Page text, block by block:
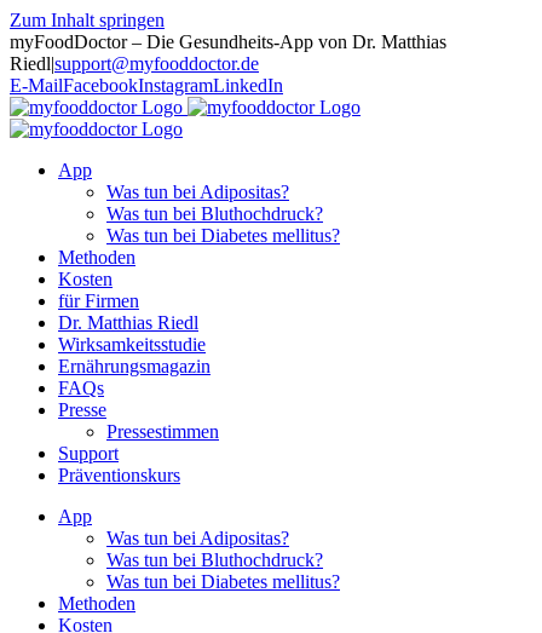
Zum Inhalt springen
myFoodDoctor – Die Gesundheits-App von Dr. Matthias
Riedl|support@myfooddoctor.de
E-MailFacebookInstagramLinkedIn
App
Was tun bei Adipositas?
Was tun bei Bluthochdruck?
Was tun bei Diabetes mellitus?
Methoden
Kosten
für Firmen
Dr. Matthias Riedl
Wirksamkeitsstudie
Ernährungsmagazin
FAQs
Presse
Pressestimmen
Support
Präventionskurs
App
Was tun bei Adipositas?
Was tun bei Bluthochdruck?
Was tun bei Diabetes mellitus?
Methoden
Kosten